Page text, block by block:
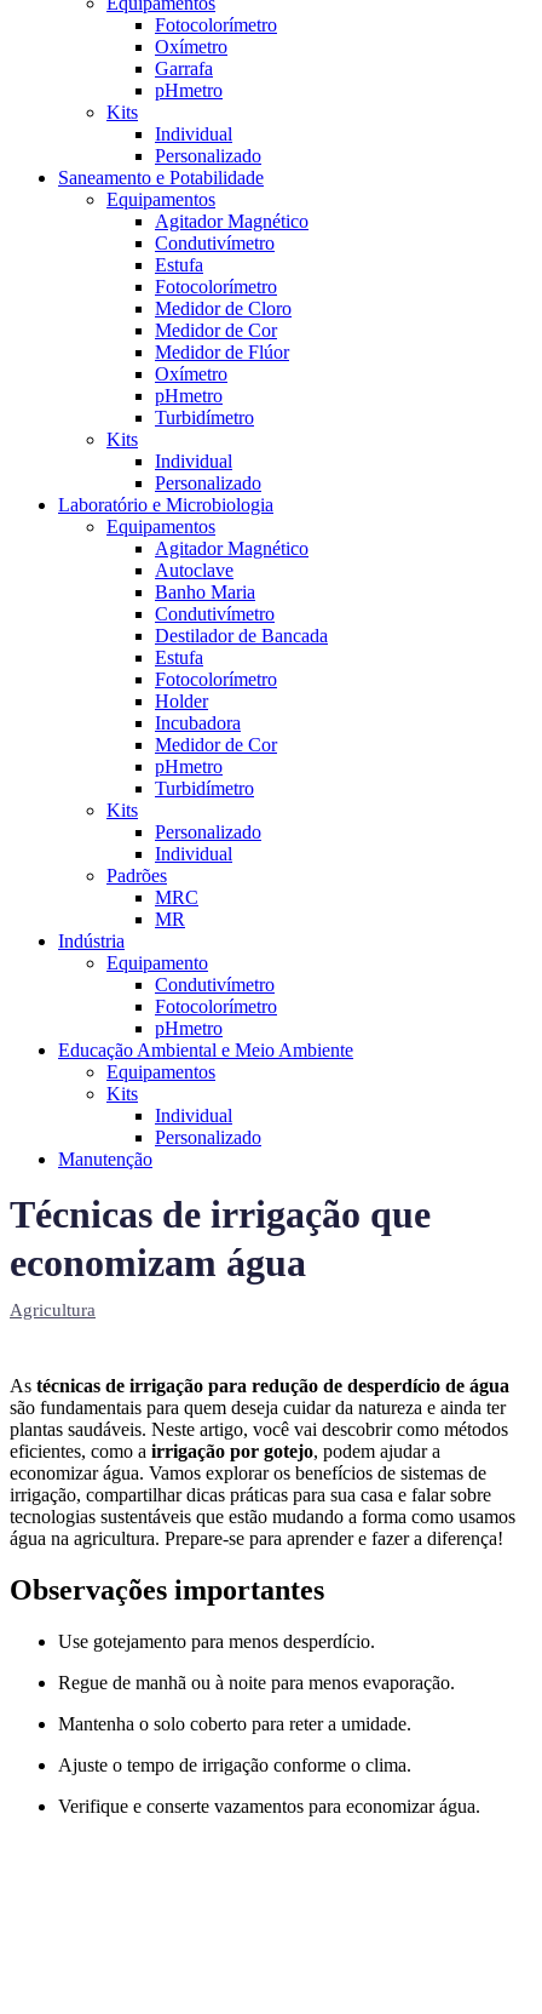
Fotocolorímetro
Oxímetro
Garrafa
pHmetro
Kits
Individual
Personalizado
Saneamento e Potabilidade
Equipamentos
Agitador Magnético
Condutivímetro
Estufa
Fotocolorímetro
Medidor de Cloro
Medidor de Cor
Medidor de Flúor
Oxímetro
pHmetro
Turbidímetro
Kits
Individual
Personalizado
Laboratório e Microbiologia
Equipamentos
Agitador Magnético
Autoclave
Banho Maria
Condutivímetro
Destilador de Bancada
Estufa
Fotocolorímetro
Holder
Incubadora
Medidor de Cor
pHmetro
Turbidímetro
Kits
Personalizado
Individual
Padrões
MRC
MR
Indústria
Equipamento
Condutivímetro
Fotocolorímetro
pHmetro
Educação Ambiental e Meio Ambiente
Equipamentos
Kits
Individual
Personalizado
Manutenção
Técnicas de irrigação que
economizam água
Agricultura
As técnicas de irrigação para redução de desperdício de água
são fundamentais para quem deseja cuidar da natureza e ainda ter
plantas saudáveis. Neste artigo, você vai descobrir como métodos
eficientes, como a irrigação por gotejo, podem ajudar a
economizar água. Vamos explorar os benefícios de sistemas de
irrigação, compartilhar dicas práticas para sua casa e falar sobre
tecnologias sustentáveis que estão mudando a forma como usamos
água na agricultura. Prepare-se para aprender e fazer a diferença!
Observações importantes
Use gotejamento para menos desperdício.
Regue de manhã ou à noite para menos evaporação.
Mantenha o solo coberto para reter a umidade.
Ajuste o tempo de irrigação conforme o clima.
Verifique e conserte vazamentos para economizar água.